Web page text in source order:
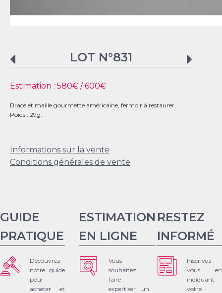
LOT N°831
Estimation : 580€ /600€
Bracelet maille gourmette américaine, fermoir à restaurer.
Poids : 29g.
Informations sur la vente
Conditions générales de vente
GUIDE
PRATIQUE
Découvrez
notre guide
pour
acheter et
ESTIMATION
EN LIGNE
Vous
souhaitez
faire
expertiser un
RESTEZ
INFORMÉ
Inscrivez-
vous en
indiquant
votre